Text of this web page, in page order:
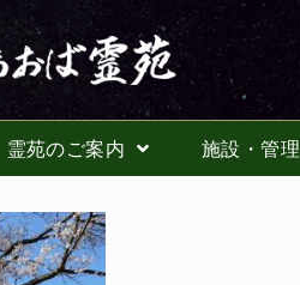
霊苑のご案内 施設・管理